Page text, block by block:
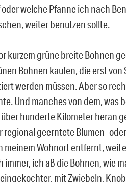
welche Pfanne ich nach
weiter benutzen sollte.
kurzem grüne breite Bohnen
Bohnen kaufen, die erst
werden müssen. Aber so
Und manches von dem, was
hunderte Kilometer heran
geerntete Blumen-
meinem Wohnort entfernt, weil
ich aß die Bohnen, wie
mit Zwiebeln,